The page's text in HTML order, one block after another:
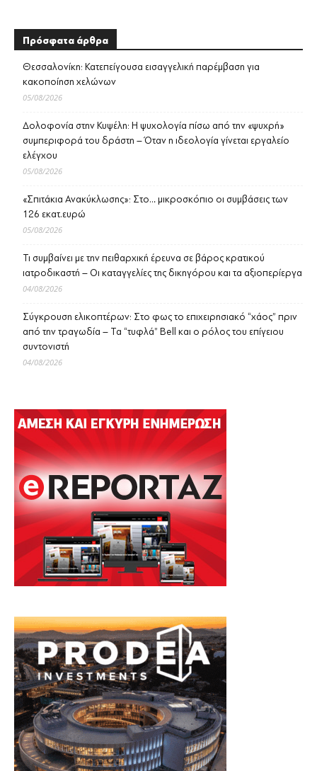
Πρόσφατα άρθρα
Θεσσαλονίκη: Κατεπείγουσα εισαγγελική παρέμβαση για
κακοποίηση χελώνων
05/08/2026
Δολοφονία στην Κυψέλη: Η ψυχολογία πίσω από την «ψυχρή»
συμπεριφορά του δράστη – Όταν η ιδεολογία γίνεται εργαλείο
ελέγχου
05/08/2026
«Σπιτάκια Ανακύκλωσης»: Στο… μικροσκόπιο οι συμβάσεις των
126 εκατ.ευρώ
05/08/2026
Τι συμβαίνει με την πειθαρχική έρευνα σε βάρος κρατικού
ιατροδικαστή – Οι καταγγελίες της δικηγόρου και τα αξιοπερίεργα
04/08/2026
Σύγκρουση ελικοπτέρων: Στο φως το επιχειρησιακό “χάος” πριν
από την τραγωδία – Τα “τυφλά” Bell και ο ρόλος του επίγειου
συντονιστή
04/08/2026